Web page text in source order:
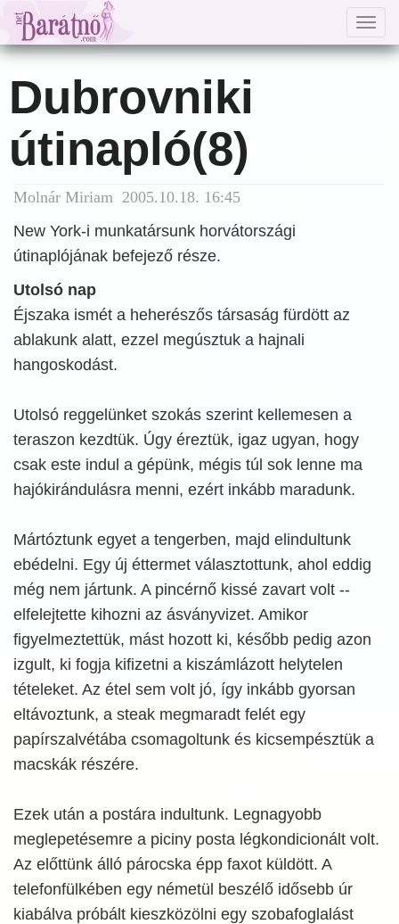
Dubrovniki
útinapló(8)
Molnár Miriam 2005.10.18. 16:45
New York-i munkatársunk horvátországi
útinaplójának befejező része.
Utolsó nap
Éjszaka ismét a heherészős társaság fürdött az
ablakunk alatt, ezzel megúsztuk a hajnali
hangoskodást.
Utolsó reggelünket szokás szerint kellemesen a
teraszon kezdtük. Úgy éreztük, igaz ugyan, hogy
csak este indul a gépünk, mégis túl sok lenne ma
hajókirándulásra menni, ezért inkább maradunk.
Mártóztunk egyet a tengerben, majd elindultunk
ebédelni. Egy új éttermet választottunk, ahol eddig
még nem jártunk. A pincérnő kissé zavart volt --
elfelejtette kihozni az ásványvizet. Amikor
figyelmeztettük, mást hozott ki, később pedig azon
izgult, ki fogja kifizetni a kiszámlázott helytelen
tételeket. Az étel sem volt jó, így inkább gyorsan
eltávoztunk, a steak megmaradt felét egy
papírszalvétába csomagoltunk és kicsempésztük a
macskák részére.
Ezek után a postára indultunk. Legnagyobb
meglepetésemre a piciny posta légkondicionált volt.
Az előttünk álló párocska épp faxot küldött. A
telefonfülkében egy németül beszélő idősebb úr
kiabálva próbált kieszközölni egy szobafoglalást